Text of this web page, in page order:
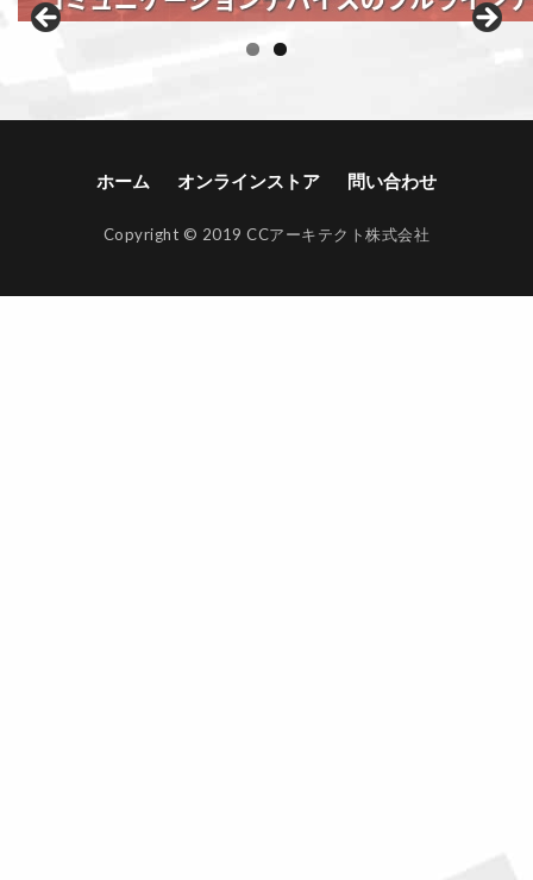
ホーム オンラインストア 問い合わせ
Copyright © 2019 CCアーキテクト株式会社